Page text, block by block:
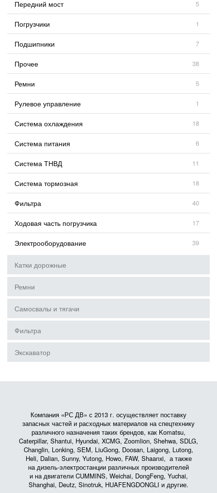
Передний мост 5
Погрузчики 1
Подшипники 7
Прочее 38
Ремни 5
Рулевое управление 1
Система охлаждения 18
Система питания 6
Система ТНВД 11
Система тормозная 18
Фильтра 40
Ходовая часть погрузчика 17
Электрооборудование 39
Катки дорожные
Ремни
Самосвалы и тягачи
Фильтра
Экскаватор
Компания «РС ДВ» с 2013 г. осуществляет поставку
запасных частей и расходных материалов на спецтехнику
различного назначения таких брендов, как Komatsu,
Caterpillar, Shantui, Hyundai, XCMG, Zoomlion, Shehwa, SDLG,
Changlin, Lonking, SEM, LiuGong, Doosan, Laigong, Lutong,
Heli, Dalian, Sunny, Yutong, Howo, FAW, Shaanxi, а также
на дизель-электростанции различных производителей
и на двигатели CUMMINS, Weichai, DongFeng, Yuchai,
Shanghai, Deutz, Sinotruk, HUAFENGDONGLI и другие.